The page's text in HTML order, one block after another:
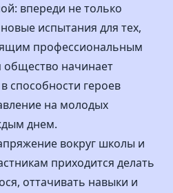
впереди не только
испытания для тех,
профессиональным
общество начинает
способности героев
на молодых
днем.
вокруг школы и
приходится делать
оттачивать навыки и